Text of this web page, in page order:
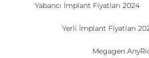
Yabancı İmplant Fiyatları 2024
Yerli İmplant Fiyatları
Megagen